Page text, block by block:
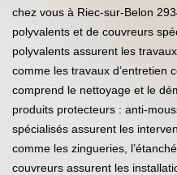
chez vous à Riec-sur-Belon
polyvalents et de couvreurs
polyvalents assurent les
comme les travaux d’entretien
comprend le nettoyage et le
produits protecteurs : anti-
spécialisés assurent les
comme les zingueries,
couvreurs assurent les